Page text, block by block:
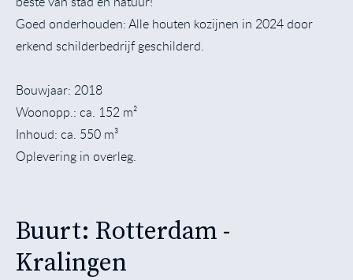
Goed onderhouden: Alle houten kozijnen in 2024 door
erkend schilderbedrijf geschilderd.
Bouwjaar: 2018
Woonopp.: ca. 152 m²
Inhoud: ca. 550 m³
Oplevering in overleg.
Buurt: Rotterdam -
Kralingen